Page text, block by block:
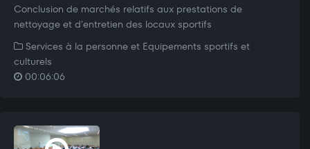
Conclusion de marchés relatifs aux prestations de
nettoyage et d'entretien des locaux sportifs
Services à la personne et Equipements sportifs et
culturels
00:06:06